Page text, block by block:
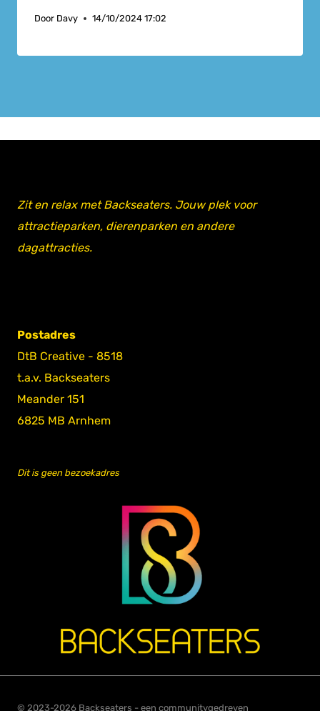
Door Davy 14/10/2024 17:02
Zit en relax met Backseaters. Jouw plek voor
attractieparken, dierenparken en andere
dagattracties.
Postadres
DtB Creative - 8518
t.a.v. Backseaters
Meander 151
6825 MB Arnhem
Dit is geen bezoekadres
© 2023-2026 Backseaters - een communitygedreven